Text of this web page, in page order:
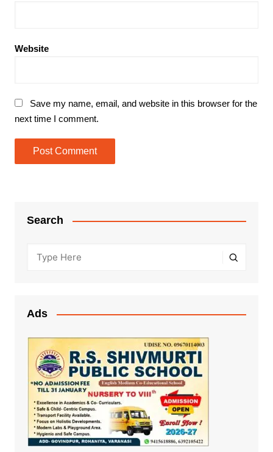
Website
Save my name, email, and website in this browser for the
next time I comment.
Search
Ads